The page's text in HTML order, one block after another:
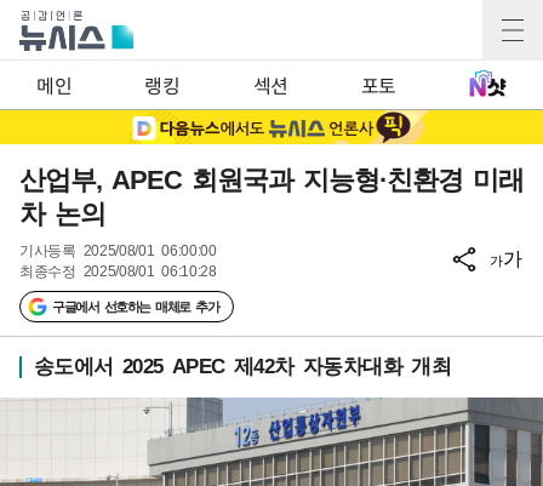
메인 랭킹 섹션 포토
산업부, APEC 회원국과 지능형·친환경 미래
차 논의
기사등록 2025/08/01 06:00:00
최종수정 2025/08/01 06:10:28
구글에서 선호하는 매체로 추가
가가
송도에서 2025 APEC 제42차 자동차대화 개최